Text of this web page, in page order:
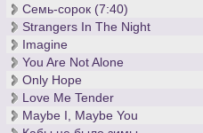
Семь-сорок (7:40)
Strangers In The Night
Imagine
You Are Not Alone
Only Hope
Love Me Tender
Maybe I, Maybe You